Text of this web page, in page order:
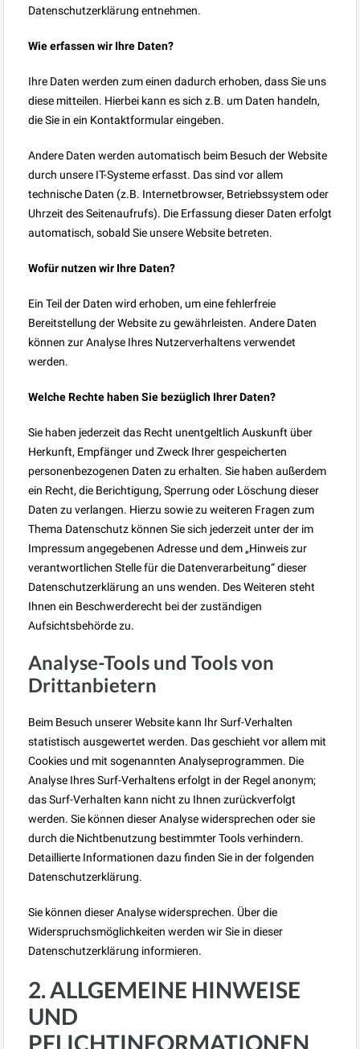
Datenschutzerklärung entnehmen.
Wie erfassen wir Ihre Daten?
Ihre Daten werden zum einen dadurch erhoben, dass Sie uns
diese mitteilen. Hierbei kann es sich z.B. um Daten handeln,
die Sie in ein Kontaktformular eingeben.
Andere Daten werden automatisch beim Besuch der Website
durch unsere IT-Systeme erfasst. Das sind vor allem
technische Daten (z.B. Internetbrowser, Betriebssystem oder
Uhrzeit des Seitenaufrufs). Die Erfassung dieser Daten erfolgt
automatisch, sobald Sie unsere Website betreten.
Wofür nutzen wir Ihre Daten?
Ein Teil der Daten wird erhoben, um eine fehlerfreie
Bereitstellung der Website zu gewährleisten. Andere Daten
können zur Analyse Ihres Nutzerverhaltens verwendet
werden.
Welche Rechte haben Sie bezüglich Ihrer Daten?
Sie haben jederzeit das Recht unentgeltlich Auskunft über
Herkunft, Empfänger und Zweck Ihrer gespeicherten
personenbezogenen Daten zu erhalten. Sie haben außerdem
ein Recht, die Berichtigung, Sperrung oder Löschung dieser
Daten zu verlangen. Hierzu sowie zu weiteren Fragen zum
Thema Datenschutz können Sie sich jederzeit unter der im
Impressum angegebenen Adresse und dem „Hinweis zur
verantwortlichen Stelle für die Datenverarbeitung“ dieser
Datenschutzerklärung an uns wenden. Des Weiteren steht
Ihnen ein Beschwerderecht bei der zuständigen
Aufsichtsbehörde zu.
Analyse-Tools und Tools von
Drittanbietern
Beim Besuch unserer Website kann Ihr Surf-Verhalten
statistisch ausgewertet werden. Das geschieht vor allem mit
Cookies und mit sogenannten Analyseprogrammen. Die
Analyse Ihres Surf-Verhaltens erfolgt in der Regel anonym;
das Surf-Verhalten kann nicht zu Ihnen zurückverfolgt
werden. Sie können dieser Analyse widersprechen oder sie
durch die Nichtbenutzung bestimmter Tools verhindern.
Detaillierte Informationen dazu finden Sie in der folgenden
Datenschutzerklärung.
Sie können dieser Analyse widersprechen. Über die
Widerspruchsmöglichkeiten werden wir Sie in dieser
Datenschutzerklärung informieren.
2. ALLGEMEINE HINWEISE
UND
PFLICHTINFORMATIONEN